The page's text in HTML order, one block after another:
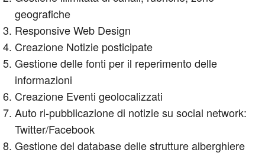
geografiche
Responsive Web Design
Creazione Notizie posticipate
Gestione delle fonti per il reperimento delle
informazioni
Creazione Eventi geolocalizzati
Auto ri-pubblicazione di notizie su social network:
Twitter/Facebook
Gestione del database delle strutture alberghiere